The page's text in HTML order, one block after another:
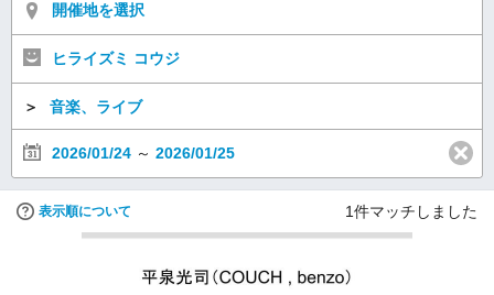
開催地を選択
ヒライズミ コウジ
＞ 音楽、ライブ
2026/01/24 ～ 2026/01/25
表示順について 1件マッチしました